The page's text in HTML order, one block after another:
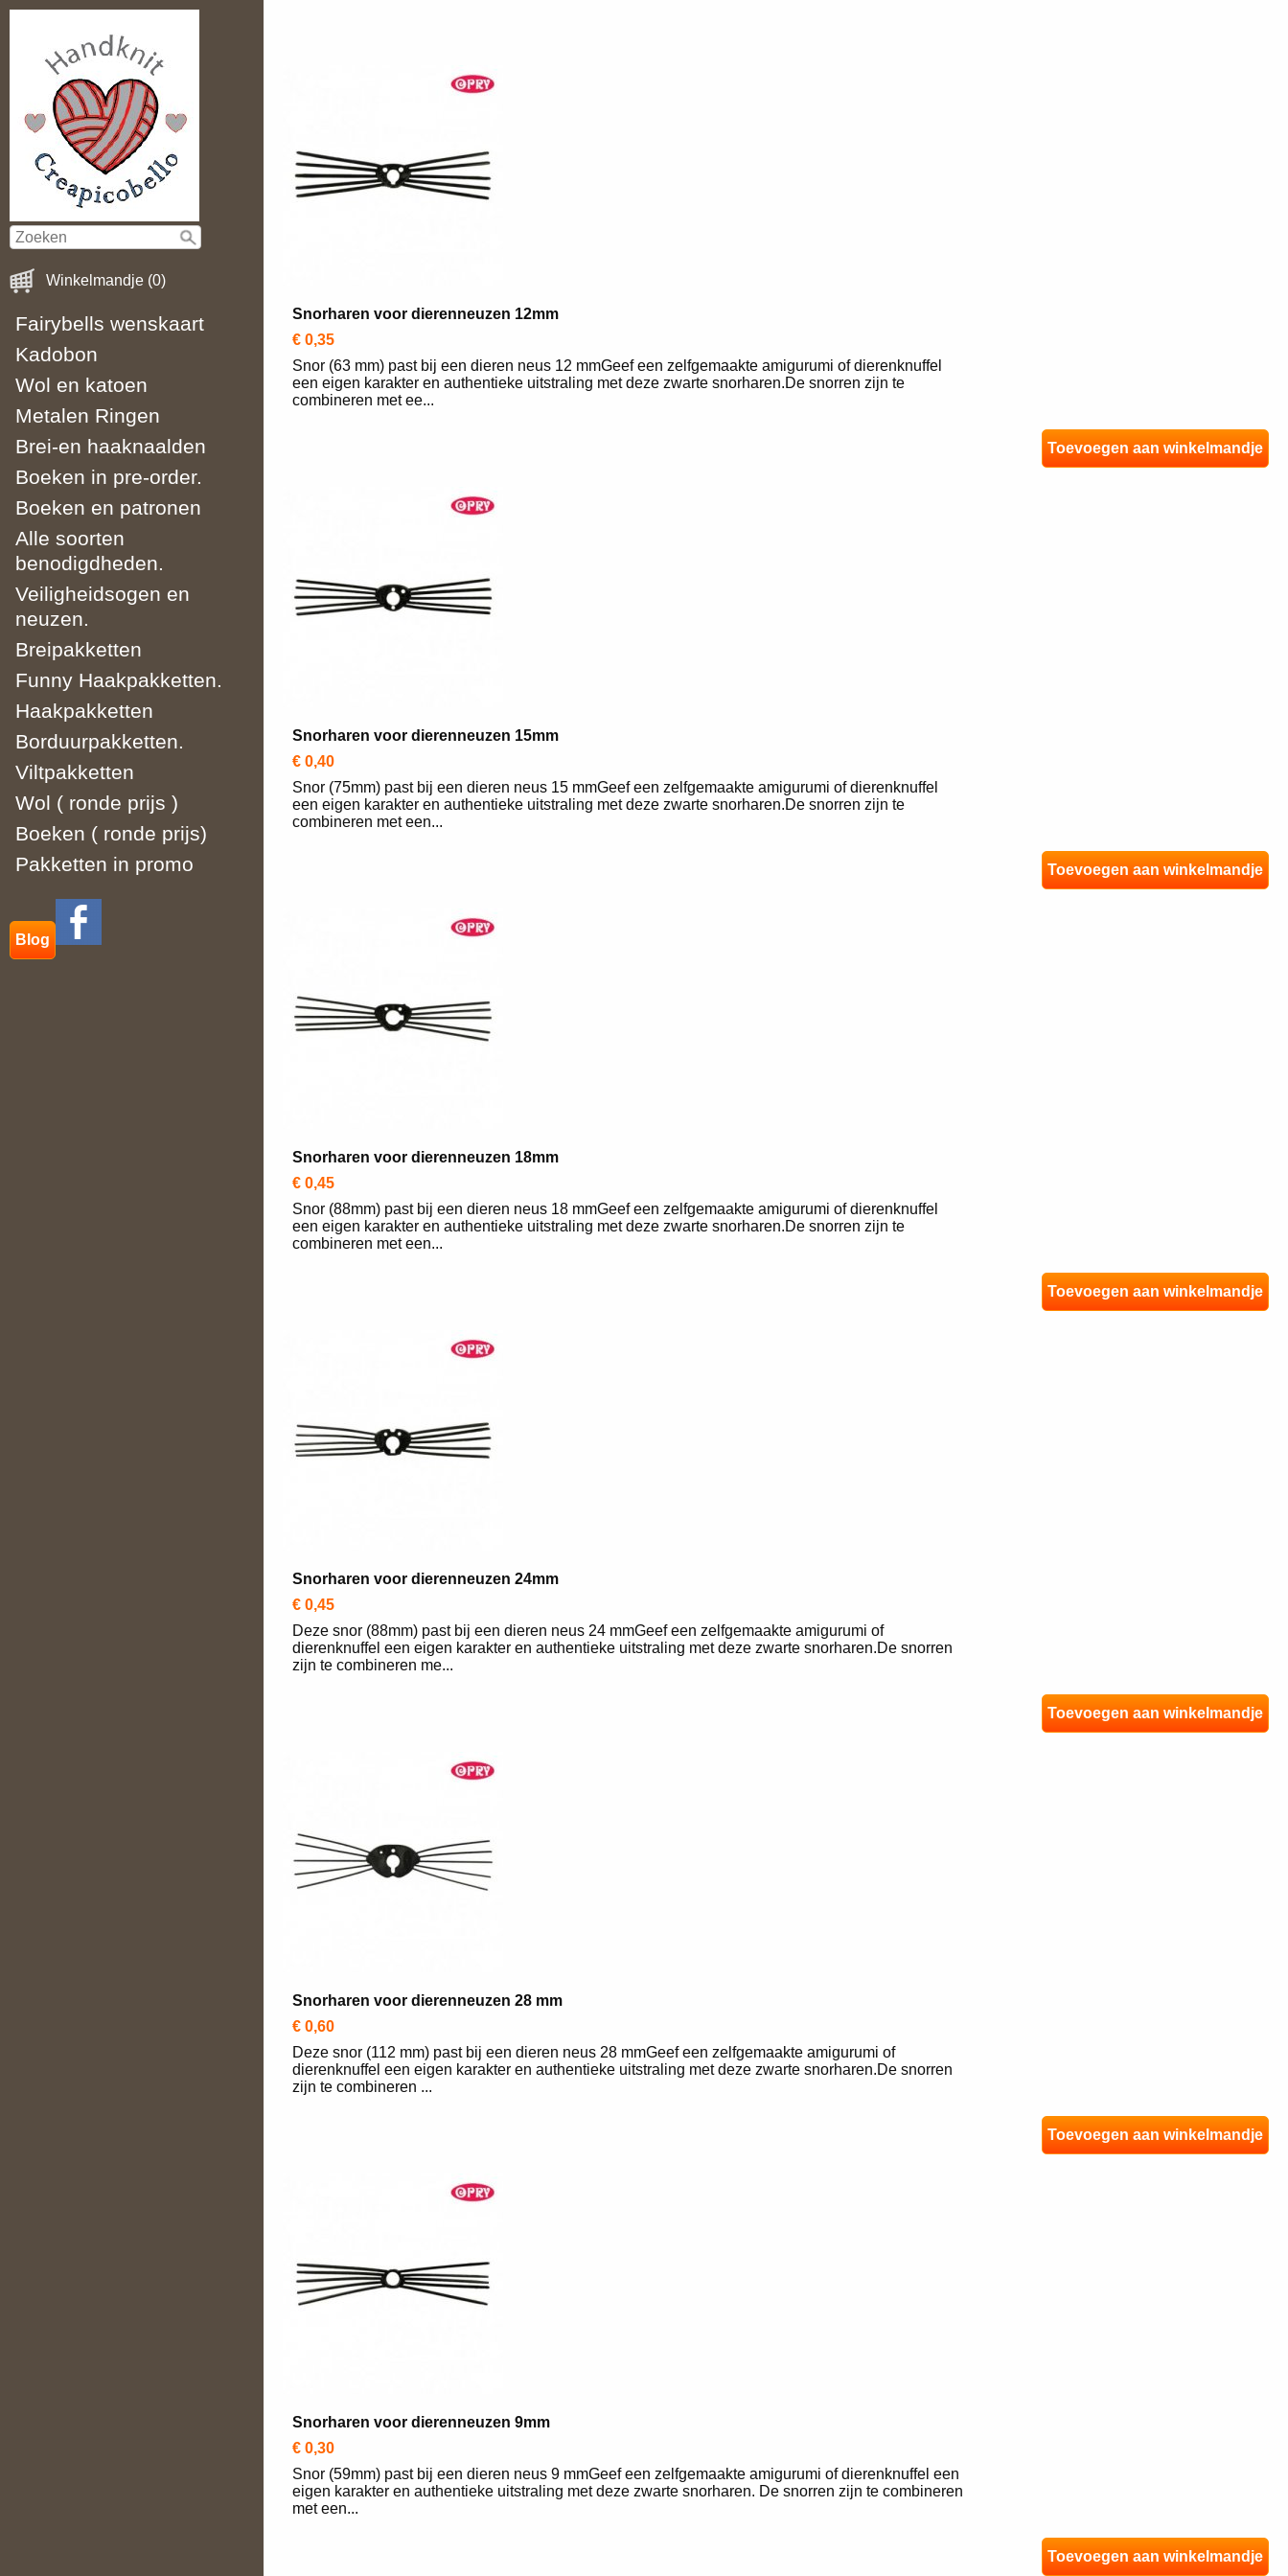
Winkelmandje (0)
Fairybells wenskaart
Kadobon
Wol en katoen
Metalen Ringen
Brei-en haaknaalden
Boeken in pre-order.
Boeken en patronen
Alle soorten
benodigdheden.
Veiligheidsogen en
neuzen.
Breipakketten
Funny Haakpakketten.
Haakpakketten
Borduurpakketten.
Viltpakketten
Wol ( ronde prijs )
Boeken ( ronde prijs)
Pakketten in promo
Blog
Snorharen voor dierenneuzen 12mm
€ 0,35
Snor (63 mm) past bij een dieren neus 12 mmGeef een zelfgemaakte amigurumi of dierenknuffel
een eigen karakter en authentieke uitstraling met deze zwarte snorharen.De snorren zijn te
combineren met ee...
Toevoegen aan winkelmandje
Snorharen voor dierenneuzen 15mm
€ 0,40
Snor (75mm) past bij een dieren neus 15 mmGeef een zelfgemaakte amigurumi of dierenknuffel
een eigen karakter en authentieke uitstraling met deze zwarte snorharen.De snorren zijn te
combineren met een...
Toevoegen aan winkelmandje
Snorharen voor dierenneuzen 18mm
€ 0,45
Snor (88mm) past bij een dieren neus 18 mmGeef een zelfgemaakte amigurumi of dierenknuffel
een eigen karakter en authentieke uitstraling met deze zwarte snorharen.De snorren zijn te
combineren met een...
Toevoegen aan winkelmandje
Snorharen voor dierenneuzen 24mm
€ 0,45
Deze snor (88mm) past bij een dieren neus 24 mmGeef een zelfgemaakte amigurumi of
dierenknuffel een eigen karakter en authentieke uitstraling met deze zwarte snorharen.De snorren
zijn te combineren me...
Toevoegen aan winkelmandje
Snorharen voor dierenneuzen 28 mm
€ 0,60
Deze snor (112 mm) past bij een dieren neus 28 mmGeef een zelfgemaakte amigurumi of
dierenknuffel een eigen karakter en authentieke uitstraling met deze zwarte snorharen.De snorren
zijn te combineren ...
Toevoegen aan winkelmandje
Snorharen voor dierenneuzen 9mm
€ 0,30
Snor (59mm) past bij een dieren neus 9 mmGeef een zelfgemaakte amigurumi of dierenknuffel een
eigen karakter en authentieke uitstraling met deze zwarte snorharen. De snorren zijn te combineren
met een...
Toevoegen aan winkelmandje